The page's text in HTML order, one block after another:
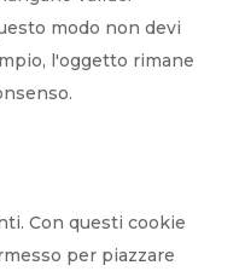
modo non devi
l'oggetto rimane
Con questi cookie
per piazzare